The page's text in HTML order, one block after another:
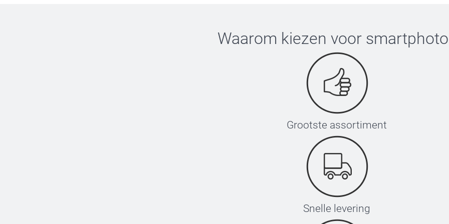
Waarom kiezen voor smartphoto
Grootste assortiment
Snelle levering